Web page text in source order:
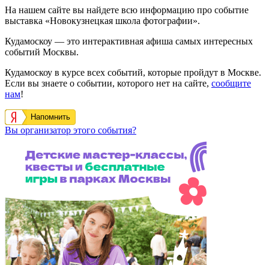
На нашем сайте вы найдете всю информацию про событие
выставка «Новокузнецкая школа фотографии».
Кудамоскоу — это интерактивная афиша самых интересных
событий Москвы.
Кудамоскоу в курсе всех событий, которые пройдут в Москве.
Если вы знаете о событии, которого нет на сайте, сообщите
нам!
Напомнить
Вы организатор этого события?